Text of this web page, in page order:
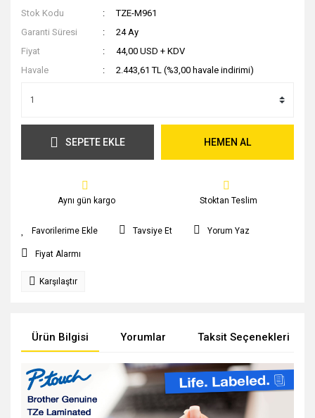
Stok Kodu
TZE-M961
Garanti Süresi
24 Ay
Fiyat
44,00 USD + KDV
Havale
2.443,61 TL (%3,00 havale indirimi)
SEPETE EKLE HEMEN AL
Aynı gün kargo Stoktan Teslim
Tavsiye Et Yorum Yaz
Fiyat Alarmı
Karşılaştır
Ürün Bilgisi Yorumlar Taksit Seçenekleri